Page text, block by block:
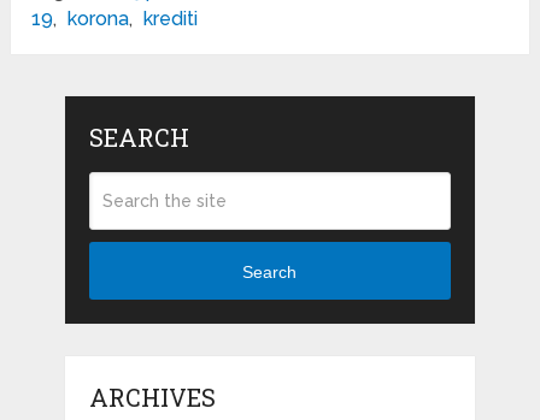
19, korona, krediti
SEARCH
Search
ARCHIVES